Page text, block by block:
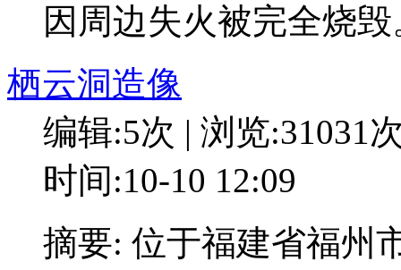
因周边失火被完全烧毁
栖云洞造像
编辑:5次 | 浏览:31031
时间:10-10 12:09
摘要: 位于福建省福州